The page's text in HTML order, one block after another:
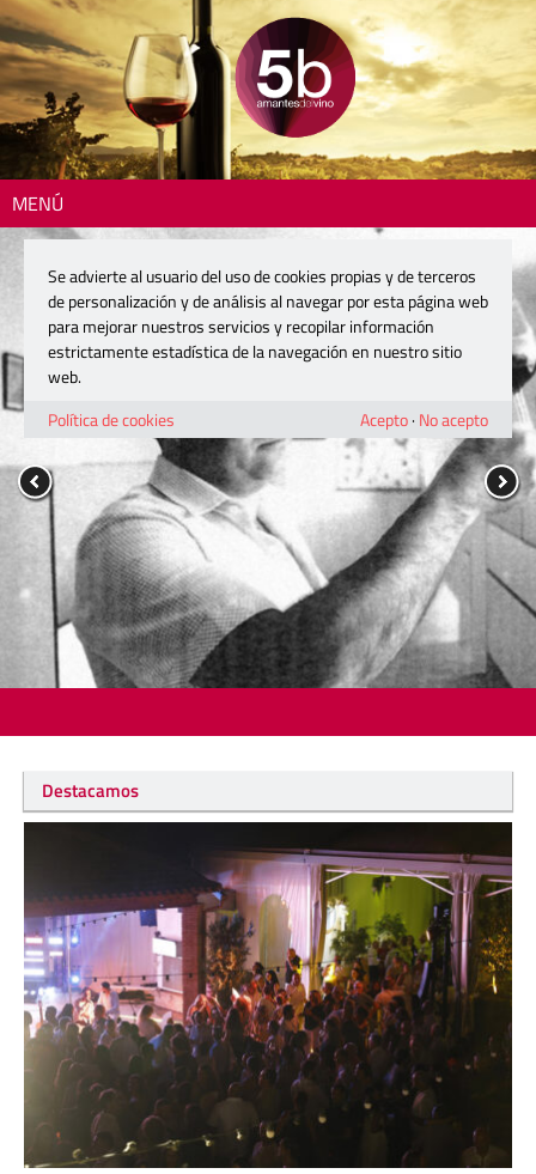
MENÚ
Destacamos
Se advierte al usuario del uso de cookies propias y de terceros
de personalización y de análisis al navegar por esta página web
para mejorar nuestros servicios y recopilar información
estrictamente estadística de la navegación en nuestro sitio
web.
Política de cookies
Acepto· No acepto